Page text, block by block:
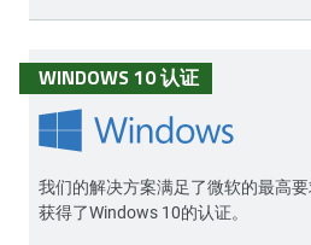
WINDOWS 10 认证
我们的解决方案满足了微软的最高
获得了Windows 10的认证。